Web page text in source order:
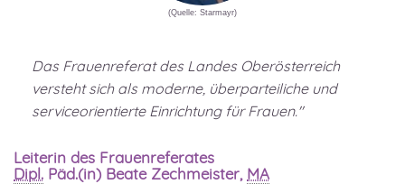
(Quelle: Starmayr)
Das Frauenreferat des Landes Oberösterreich
versteht sich als moderne, überparteiliche und
serviceorientierte Einrichtung für Frauen."
Leiterin des Frauenreferates
Dipl. Päd.(in) Beate Zechmeister, MA